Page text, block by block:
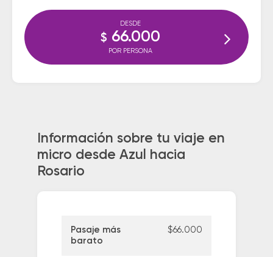
DESDE
$ 66.000
POR PERSONA
Información sobre tu viaje en
micro desde Azul hacia
Rosario
Pasaje más
barato
$66.000